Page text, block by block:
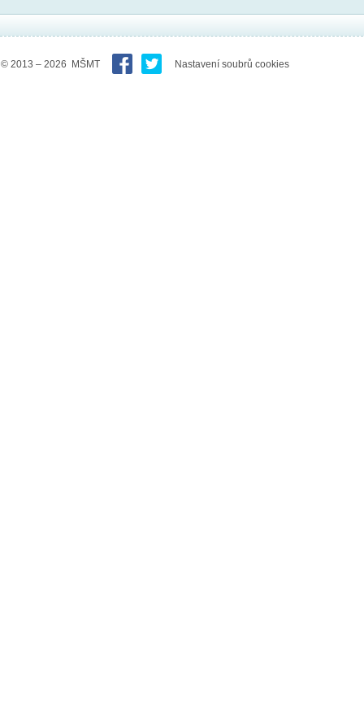
© 2013 – 2026 MŠMT Nastavení soubrů cookies